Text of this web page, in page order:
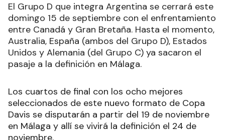
El Grupo D que integra Argentina se cerrará este
domingo 15 de septiembre con el enfrentamiento
entre Canadá y Gran Bretaña. Hasta el momento,
Australia, España (ambos del Grupo D), Estados
Unidos y Alemania (del Grupo C) ya sacaron el
pasaje a la definición en Málaga.
Los cuartos de final con los ocho mejores
seleccionados de este nuevo formato de Copa
Davis se disputarán a partir del 19 de noviembre
en Málaga y allí se vivirá la definición el 24 de